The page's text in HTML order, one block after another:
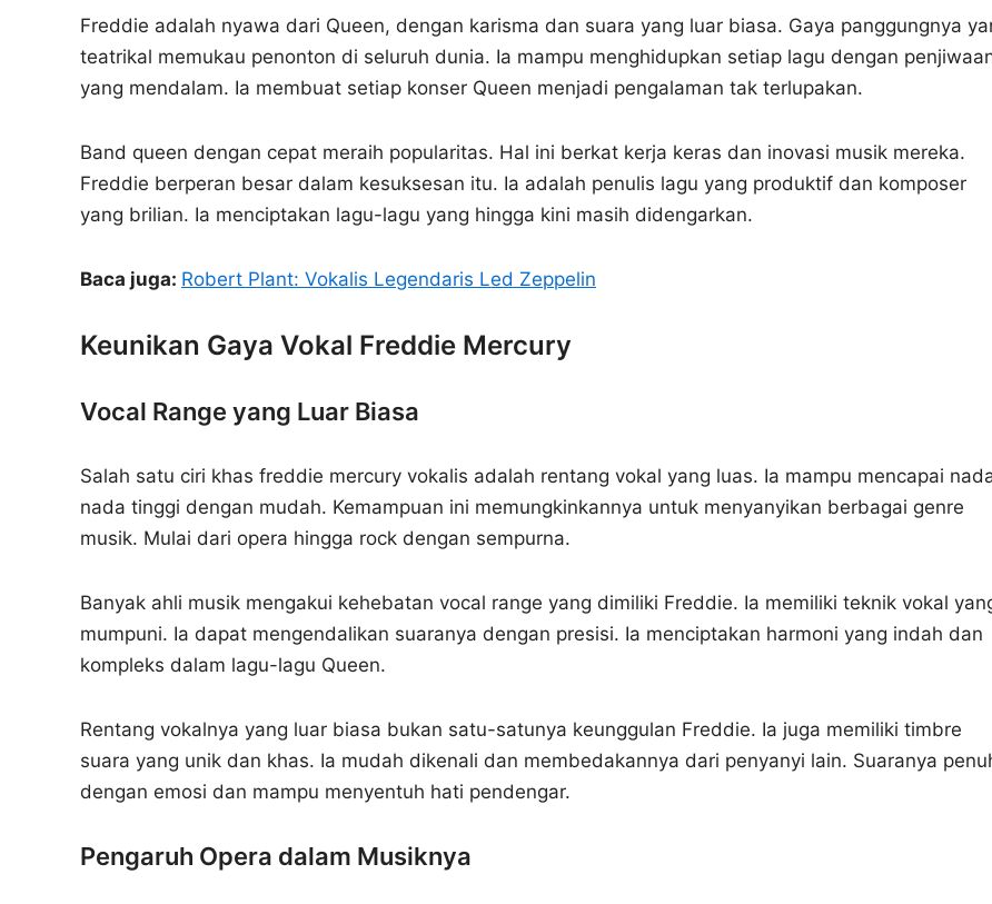
Freddie adalah nyawa dari Queen, dengan karisma dan suara yang luar biasa. Gaya panggungnya
teatrikal memukau penonton di seluruh dunia. Ia mampu menghidupkan setiap lagu dengan
yang mendalam. Ia membuat setiap konser Queen menjadi pengalaman tak terlupakan.
Band queen dengan cepat meraih popularitas. Hal ini berkat kerja keras dan inovasi musik mereka.
Freddie berperan besar dalam kesuksesan itu. Ia adalah penulis lagu yang produktif dan komposer
yang brilian. Ia menciptakan lagu-lagu yang hingga kini masih didengarkan.
Baca juga: Robert Plant: Vokalis Legendaris Led Zeppelin
Keunikan Gaya Vokal Freddie Mercury
Vocal Range yang Luar Biasa
Salah satu ciri khas freddie mercury vokalis adalah rentang vokal yang luas. Ia mampu mencapai
nada tinggi dengan mudah. Kemampuan ini memungkinkannya untuk menyanyikan berbagai genre
musik. Mulai dari opera hingga rock dengan sempurna.
Banyak ahli musik mengakui kehebatan vocal range yang dimiliki Freddie. Ia memiliki teknik vokal
mumpuni. Ia dapat mengendalikan suaranya dengan presisi. Ia menciptakan harmoni yang indah dan
kompleks dalam lagu-lagu Queen.
Rentang vokalnya yang luar biasa bukan satu-satunya keunggulan Freddie. Ia juga memiliki timbre
suara yang unik dan khas. Ia mudah dikenali dan membedakannya dari penyanyi lain. Suaranya
dengan emosi dan mampu menyentuh hati pendengar.
Pengaruh Opera dalam Musiknya